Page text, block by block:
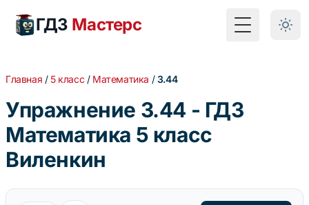
ГДЗ Мастерс Toggle Menu
Главная / 5 класс / Математика /3.44
Упражнение 3.44 - ГДЗ
Математика 5 класс
Виленкин